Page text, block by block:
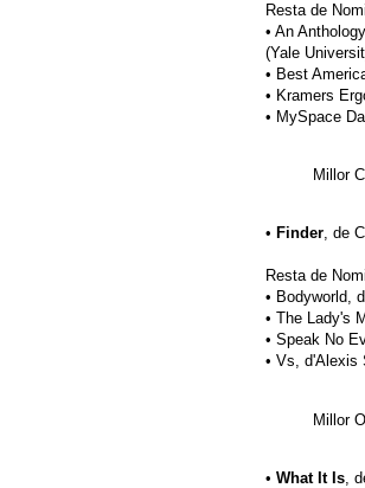
Resta de
• An
(Yale
• Best
• Kramers
• MySpace
Millor
• Finder, de
Resta de
• Bodyworld,
• The Lady's
• Speak No
• Vs, d'Alexis
Millor
• What It Is ,